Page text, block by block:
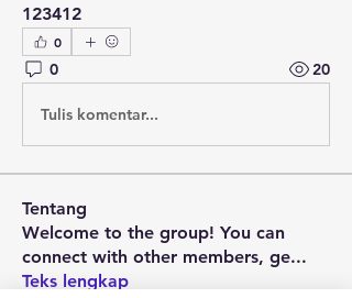
123412
0
0 20
Tulis komentar...
Tentang
Welcome to the group! You can
connect with other members, ge...
Teks lengkap